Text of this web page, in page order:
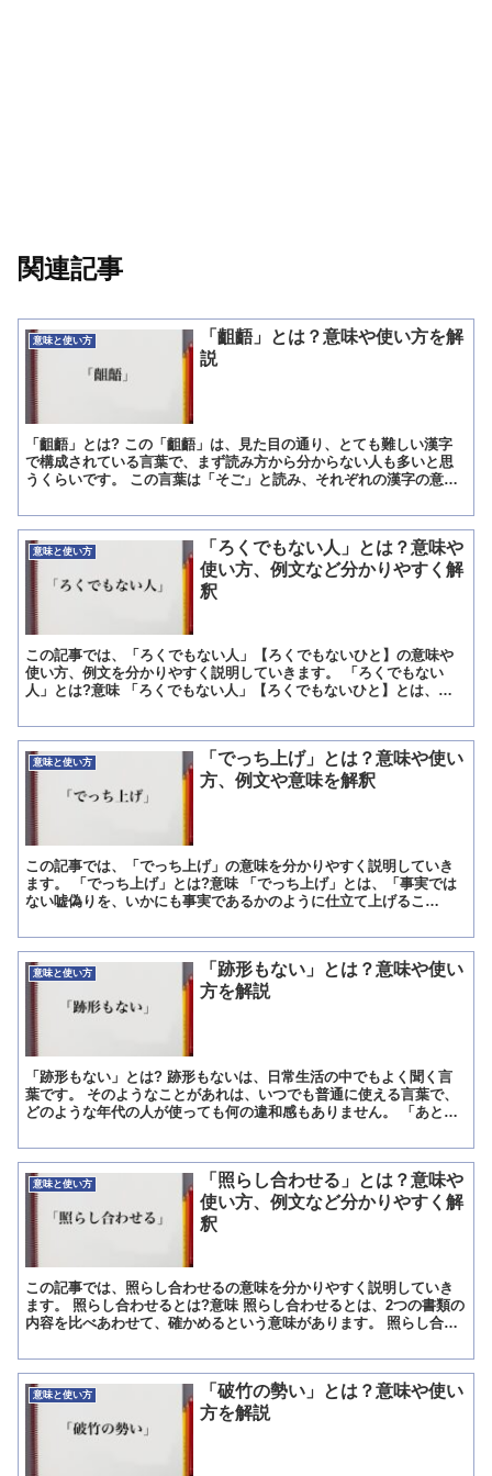
関連記事
意味と使い方
「齟齬」とは？意味や使い方を解
説
「齟齬」とは? この「齟齬」は、見た目の通り、とても難しい漢字
で構成されている言葉で、まず読み方から分からない人も多いと思
うくらいです。 この言葉は「そご」と読み、それぞれの漢字の意味
意味と使い方
「ろくでもない人」とは？意味や
使い方、例文など分かりやすく解
釈
この記事では、「ろくでもない人」【ろくでもないひと】の意味や
使い方、例文を分かりやすく説明していきます。 「ろくでもない
人」とは?意味 「ろくでもない人」【ろくでもないひと】とは、人
意味と使い方
「でっち上げ」とは？意味や使い
方、例文や意味を解釈
この記事では、「でっち上げ」の意味を分かりやすく説明していき
ます。 「でっち上げ」とは?意味 「でっち上げ」とは、「事実では
ない嘘偽りを、いかにも事実であるかのように仕立て上げるこ
意味と使い方
「跡形もない」とは？意味や使い
方を解説
「跡形もない」とは? 跡形もないは、日常生活の中でもよく聞く言
葉です。 そのようなことがあれは、いつでも普通に使える言葉で、
どのような年代の人が使っても何の違和感もありません。 「あとか
意味と使い方
「照らし合わせる」とは？意味や
使い方、例文など分かりやすく解
釈
この記事では、照らし合わせるの意味を分かりやすく説明していき
ます。 照らし合わせるとは?意味 照らし合わせるとは、2つの書類の
内容を比べあわせて、確かめるという意味があります。 照らし合わ
意味と使い方
「破竹の勢い」とは？意味や使い
方を解説